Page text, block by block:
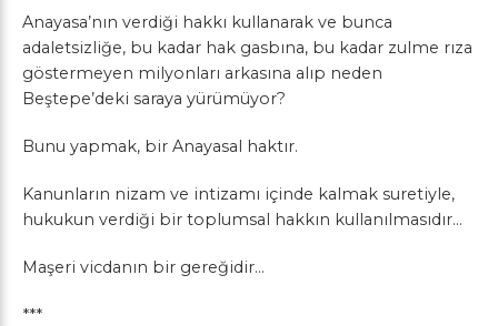
Anayasa’nın verdiği hakkı kullanarak ve bunca
adaletsizliğe, bu kadar hak gasbına, bu kadar zulme rıza
göstermeyen milyonları arkasına alıp neden
Beştepe’deki saraya yürümüyor?
Bunu yapmak, bir Anayasal haktır.
Kanunların nizam ve intizamı içinde kalmak suretiyle,
hukukun verdiği bir toplumsal hakkın kullanılmasıdır…
Maşeri vicdanın bir gereğidir…
***